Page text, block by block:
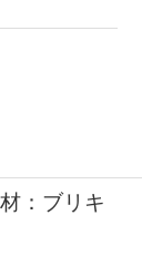
：ブリキ